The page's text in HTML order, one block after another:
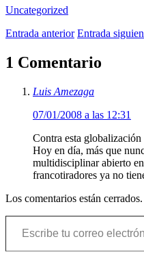
Uncategorized
Entrada anterior Entrada
1 Comentario
Luis Amezaga
07/01/2008 a las 12:31
Contra esta
Hoy en día, más que
multidisciplinar abierto
francotiradores ya no
Los comentarios están cerrados.
Escribe tu correo electrónico…